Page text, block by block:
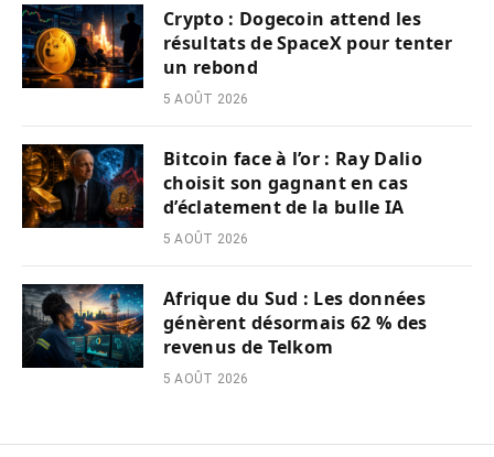
Crypto : Dogecoin attend les
résultats de SpaceX pour tenter
un rebond
5 AOÛT 2026
Bitcoin face à l’or : Ray Dalio
choisit son gagnant en cas
d’éclatement de la bulle IA
5 AOÛT 2026
Afrique du Sud : Les données
génèrent désormais 62 % des
revenus de Telkom
5 AOÛT 2026